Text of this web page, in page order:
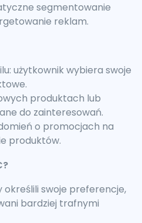
segmentowanie
reklam.
użytkownik wybiera swoje
produktach lub
do zainteresowań.
o promocjach na
produktów.
określili swoje preferencje,
bardziej trafnymi